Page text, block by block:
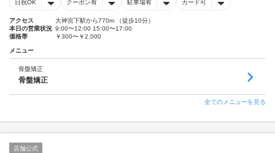
日祝OK クーポン有 駐車場有 カード可
アクセス
大神宮下駅から770m （徒歩10分）
本日の営業状況 9:00〜12:00 15:00〜17:00
価格帯
￥300〜￥2,000
メニュー
骨盤矯正
骨盤矯正
全てのメニューを見る
店舗公式